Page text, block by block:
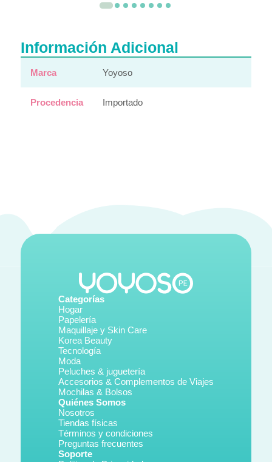
Información Adicional
Marca Yoyoso
Procedencia Importado
Categorías
Hogar
Papelería
Maquillaje y Skin Care
Korea Beauty
Tecnología
Moda
Peluches & juguetería
Accesorios & Complementos de Viajes
Mochilas & Bolsos
Quiénes Somos
Nosotros
Tiendas físicas
Términos y condiciones
Preguntas frecuentes
Soporte